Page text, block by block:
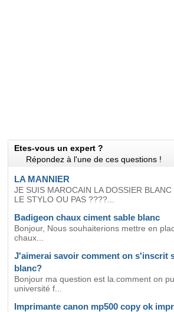
Etes-vous un expert ?
Répondez à l'une de ces questions !
LA MANNIER
JE SUIS MAROCAIN LA DOSSIER
LE STYLO OU PAS ????...
Badigeon chaux ciment sable blanc
Bonjour, Nous souhaiterions mettre en
chaux...
J'aimerai savoir comment on s'inscrit
blanc?
Bonjour ma question est la.comment on
université f...
Imprimante canon mp500 copy ok